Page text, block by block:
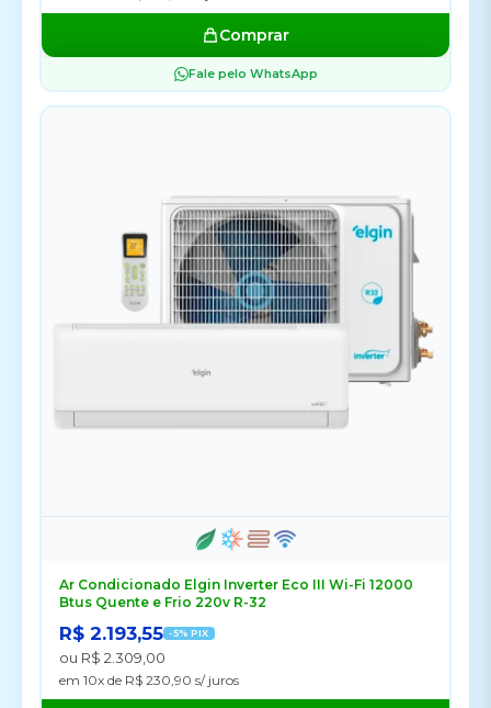
Comprar
Fale pelo WhatsApp
Ar Condicionado Elgin Inverter Eco III Wi-Fi 12000
Btus Quente e Frio 220v R-32
R$ 2.193,55 -5% PIX
ou R$ 2.309,00
em 10x de R$ 230,90 s/ juros